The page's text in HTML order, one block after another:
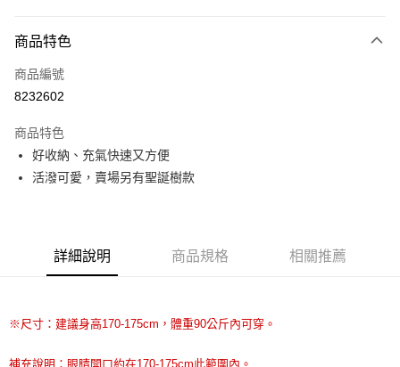
信用卡一次付款
超商取貨付款
Apple Pay
街口支付
Google Pay
【關於「AFTEE先享後付」】
便利好安心！
商品特色
商品編號
8232602
商品特色
好收納、充氣快速又方便
活潑可愛，賣場另有聖誕樹款
詳細說明 商品規格 相關推薦
※尺寸：建議身高170-175cm，體重90公斤內可穿。
補充說明：眼睛開口約在170-175cm此範圍內。